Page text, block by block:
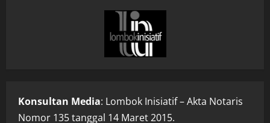
Konsultan Media: Lombok Inisiatif – Akta Notaris
Nomor 135 tanggal 14 Maret 2015.